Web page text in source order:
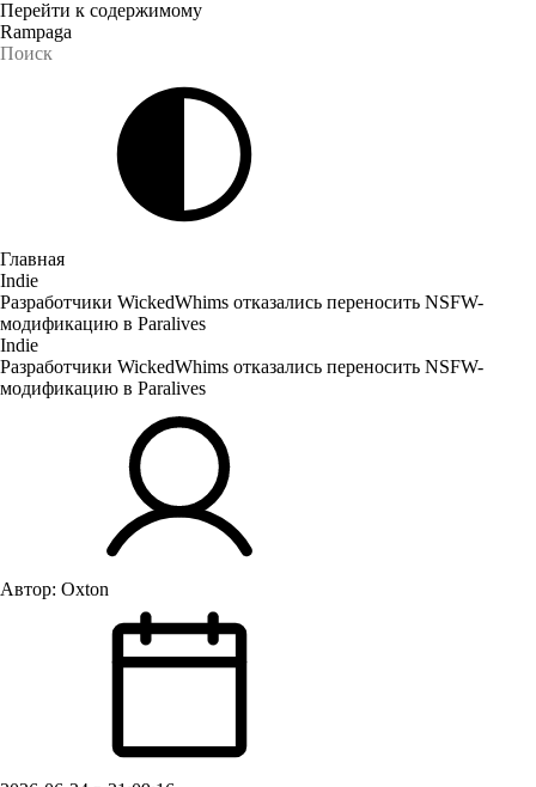
Перейти к содержимому
Rampaga
Главная
Indie
Разработчики WickedWhims отказались переносить NSFW-
модификацию в Paralives
Indie
Разработчики WickedWhims отказались переносить NSFW-
модификацию в Paralives
Автор: Oxton